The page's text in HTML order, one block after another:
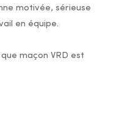
motivée, sérieuse
en équipe.
maçon VRD est